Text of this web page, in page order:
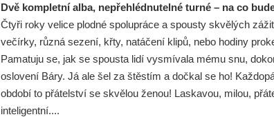
Dvě kompletní alba, nepřehlédnutelné turné – na co
Čtyři roky velice plodné spolupráce a spousty skvělých
večírky, různá sezení, křty, natáčení klipů, nebo hodiny
Pamatuju se, jak se spousta lidí vysmívala mému snu,
oslovení Báry. Já ale šel za štěstím a dočkal se ho!
období to přátelství se skvělou ženou! Laskavou, milou,
inteligentní....